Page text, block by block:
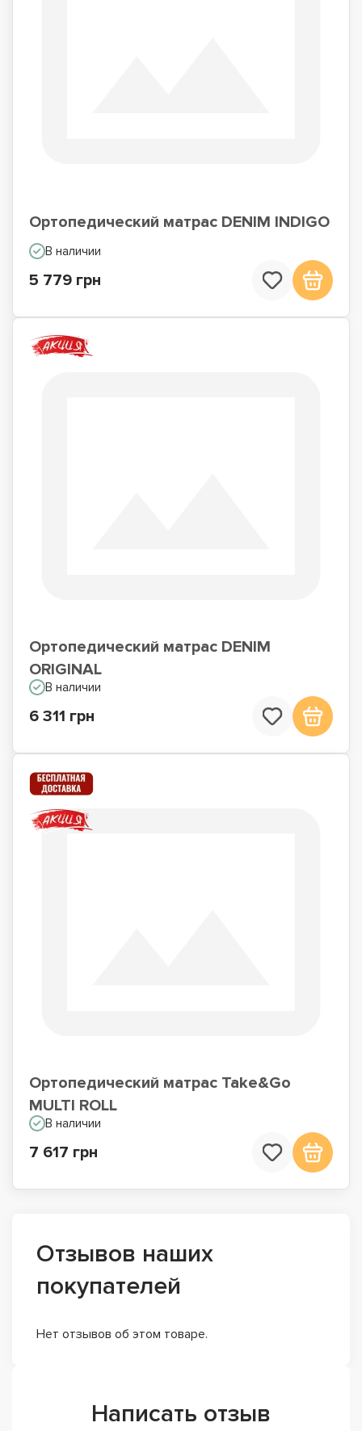
Ортопедический матрас DENIM INDIGO
В наличии
5 779 грн
Ортопедический матрас DENIM
ORIGINAL
В наличии
6 311 грн
Ортопедический матрас Take&Go
MULTI ROLL
В наличии
7 617 грн
Отзывов наших
покупателей
Нет отзывов об этом товаре.
Написать отзыв